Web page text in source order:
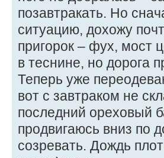
позавтракать. Но
ситуацию, дохожу
пригорок – фух, мост
в теснине, но дорога
Теперь уже
вот с завтраком не
последний ореховый
продвигаюсь вниз по
созревать. Дождь